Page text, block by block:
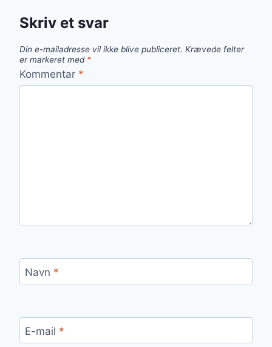
Skriv et svar
Din e-mailadresse vil ikke blive publiceret. Krævede felter
er markeret med *
Kommentar *
Navn *
E-mail *